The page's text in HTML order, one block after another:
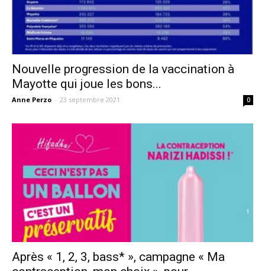
Nouvelle progression de la vaccination à
Mayotte qui joue les bons...
Anne Perzo - 23 septembre 2021 0
Après « 1, 2, 3, bass* », campagne « Ma